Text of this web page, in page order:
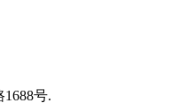
1688号.